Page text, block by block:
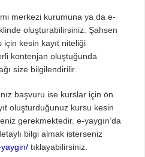
merkezi kurumuna ya da e-
oluşturabilirsiniz. Şahsen
için kesin kayıt niteliği
kontenjan oluştuğunda
size bilgilendirilir.
başvuru ise kurslar için ön
oluşturduğunuz kursu kesin
gerekmektedir. e-yaygın’da
bilgi almak isterseniz
tıklayabilirsiniz.